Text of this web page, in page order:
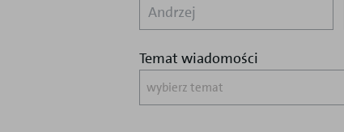
Temat wiadomości
wybierz temat